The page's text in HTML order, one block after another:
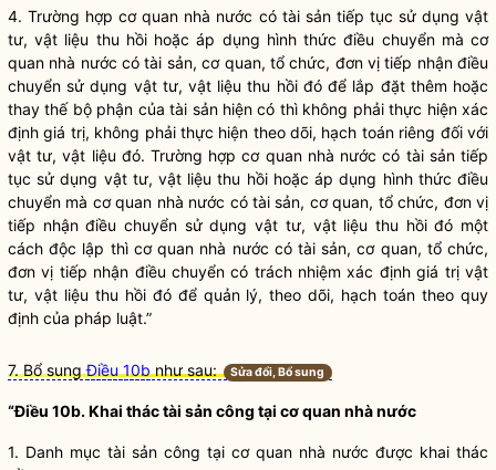
4. Trường hợp cơ quan nhà nước có tài sản tiếp tục sử dụng vật
tư, vật liệu thu hồi hoặc áp dụng hình thức điều chuyển mà cơ
quan nhà nước có tài sản, cơ quan, tổ chức, đơn vị tiếp nhận điều
chuyển sử dụng vật tư, vật liệu thu hồi đó để lắp đặt thêm hoặc
thay thế bộ phận của tài sản hiện có thì không phải thực hiện xác
định giá trị, không phải thực hiện theo dõi, hạch toán riêng đối với
vật tư, vật liệu đó. Trường hợp cơ quan nhà nước có tài sản tiếp
tục sử dụng vật tư, vật liệu thu hồi hoặc áp dụng hình thức điều
chuyển mà cơ quan nhà nước có tài sản, cơ quan, tổ chức, đơn vị
tiếp nhận điều chuyển sử dụng vật tư, vật liệu thu hồi đó một
cách độc lập thì cơ quan nhà nước có tài sản, cơ quan, tổ chức,
đơn vị tiếp nhận điều chuyển có trách nhiệm xác định giá trị vật
tư, vật liệu thu hồi đó để quản lý, theo dõi, hạch toán theo quy
định của pháp luật.”
7. Bổ sungĐiều 10bnhư sau: Sửa đổi, Bổ sung
“Điều 10b. Khai tháctài sản công tại cơ quan nhà nước
1. Danh mục tài sản công tại cơ quan nhà nước được khai thác